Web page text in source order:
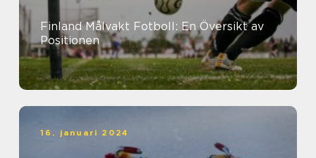
Finland Målvakt Fotboll: En Översikt av
Positionen
16. januari 2024